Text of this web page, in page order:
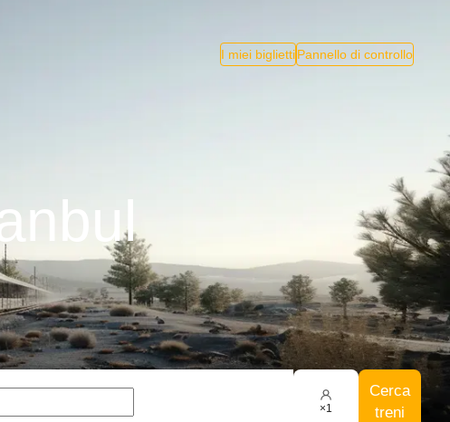
I miei bigliettiPannello di controllo
×1
Cerca
treni